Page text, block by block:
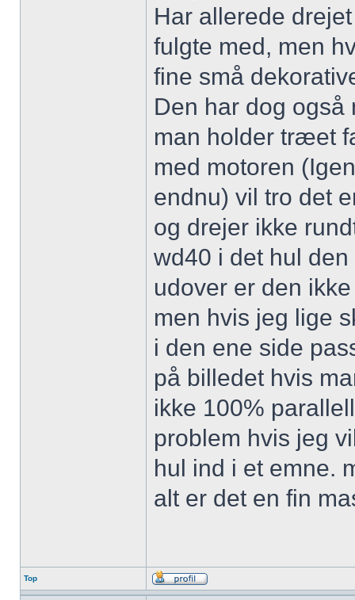
Har allerede
fulgte med, men
fine små
Den har dog også
man holder træet
med motoren
endnu) vil tro det
og drejer ikke
wd40 i det hul
udover er den
men hvis jeg lige
i den ene side
på billedet hvis
ikke 100%
problem hvis jeg
hul ind i et emne.
alt er det en fin
Top